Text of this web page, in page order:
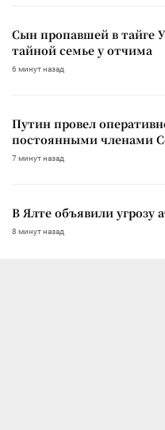
Сын пропавшей в тайге
тайной семье у отчима
6 минут назад
Путин провел
постоянными членами
7 минут назад
В Ялте объявили угрозу
8 минут назад